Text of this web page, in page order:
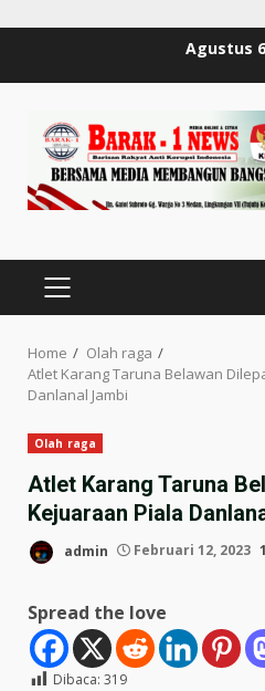
Agustus
PRIMARY
MENU
Home
Olah raga
Atlet Karang Taruna Belawan
Danlanal Jambi
Olah raga
Atlet Karang Taruna
Kejuaraan Piala
admin Februari 12, 2023
Spread the love
Dibaca: 319